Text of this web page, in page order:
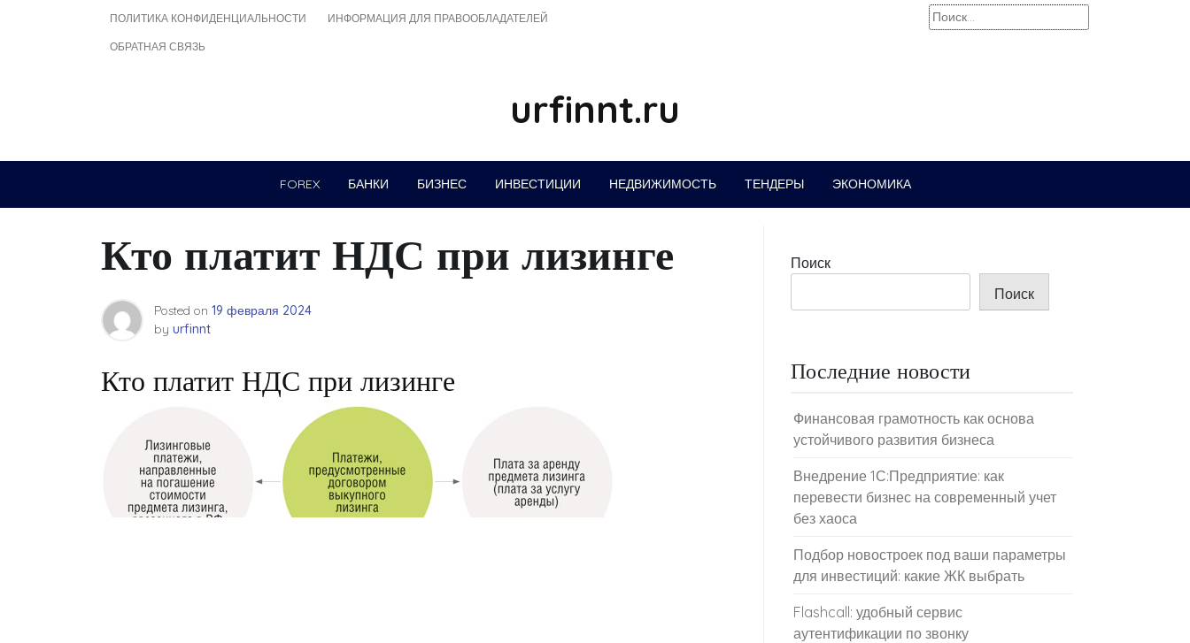
ПОЛИТИКА КОНФИДЕНЦИАЛЬНОСТИ ИНФОРМАЦИЯ ДЛЯ ПРАВООБЛАДАТЕЛЕЙ
ОБРАТНАЯ СВЯЗЬ
Найти:
urfinnt.ru
FOREX БАНКИ БИЗНЕС ИНВЕСТИЦИИ НЕДВИЖИМОСТЬ ТЕНДЕРЫ ЭКОНОМИКА
Кто платит НДС при лизинге
Posted on 19 февраля 2024
by urfinnt
Кто платит НДС при лизинге
Поиск
Поиск
Последние новости
Финансовая грамотность как основа
устойчивого развития бизнеса
Внедрение 1С:Предприятие: как
перевести бизнес на современный учет
без хаоса
Подбор новостроек под ваши параметры
для инвестиций: какие ЖК выбрать
Flashcall: удобный сервис
аутентификации по звонку